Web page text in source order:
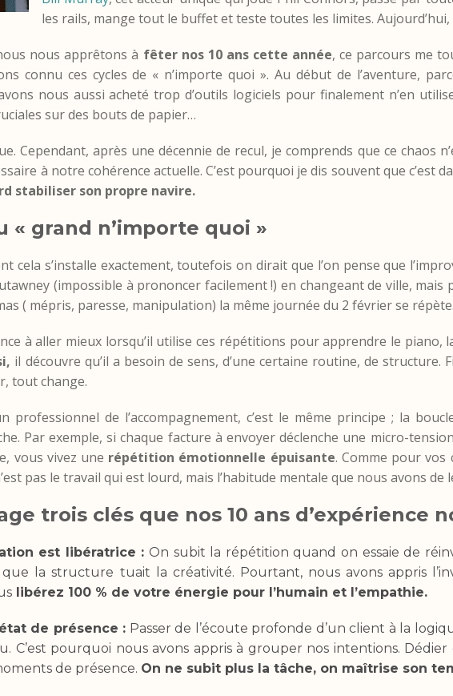
les rails, mange tout le buffet et teste toutes les limites.
nous apprêtons à fêter nos 10 ans cette année, ce parcours me
connu ces cycles de « n’importe quoi ». Au début de l’aventure,
nous aussi acheté trop d’outils logiciels pour finalement n’en
sur des bouts de papier…
Cependant, après une décennie de recul, je comprends que ce chaos
à notre cohérence actuelle. C’est pourquoi je dis souvent que c’est
stabiliser son propre navire.
« grand n’importe quoi »
cela s’installe exactement, toutefois on dirait que l’on pense que
(impossible à prononcer facilement !) en changeant de ville,
( mépris, paresse, manipulation) la même journée du 2 février se répète.
à aller mieux lorsqu’il utilise ces répétitions pour apprendre le
il découvre qu’il a besoin de sens, d’une certaine routine, de structure.
tout change.
professionnel de l’accompagnement, c’est le même principe ; la
Par exemple, si chaque facture à envoyer déclenche une micro-
vous vivez une répétition émotionnelle épuisante. Comme pour vos
pas le travail qui est lourd, mais l’habitude mentale que nous avons de
trois clés que nos 10 ans d’expérience
est libératrice : On subit la répétition quand on essaie de
que la structure tuait la créativité. Pourtant, nous avons appris
libérez 100 % de votre énergie pour l’humain et l’empathie.
de présence : Passer de l’écoute profonde d’un client à la
C’est pourquoi nous avons appris à grouper nos intentions.
de présence. On ne subit plus la tâche, on maîtrise son